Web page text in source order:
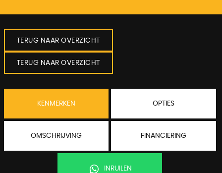
TERUG NAAR OVERZICHT
TERUG NAAR OVERZICHT
KENMERKEN OPTIES
OMSCHRIJVING FINANCIERING
INRUILEN